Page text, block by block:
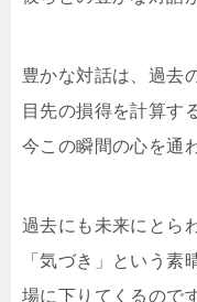
豊かな対話は、過去
目先の損得を計算す
今この瞬間の心を通
過去にも未来にとら
「気づき」という素
場に下りてくるので